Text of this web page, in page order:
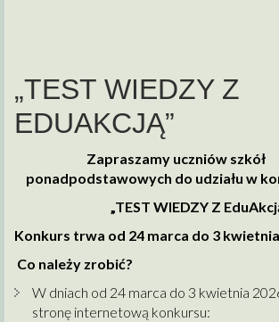
„TEST WIEDZY Z
EDUAKCJĄ”
Zapraszamy uczniów szkół
ponadpodstawowych do udziału w
„TEST WIEDZY Z
Konkurs trwa od 24 marca do 3
Co należy zrobić?
W dniach od 24 marca do 3 kwietnia
stronę internetową konkursu: